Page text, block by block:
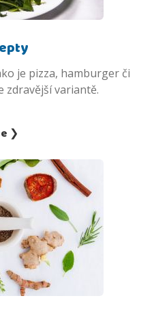
je pizza, hamburger či
zdravější variantě.
❯